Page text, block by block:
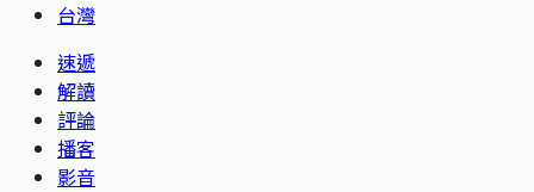
台灣
速遞
解讀
評論
播客
影音